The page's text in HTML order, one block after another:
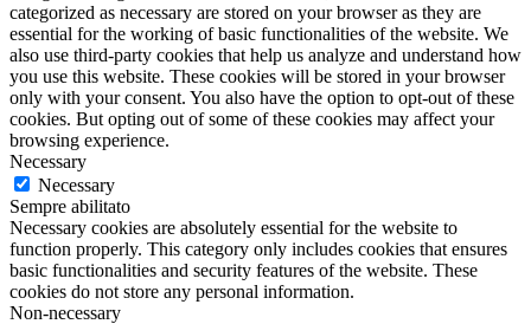
categorized as necessary are stored on your browser as they are
essential for the working of basic functionalities of the website. We
also use third-party cookies that help us analyze and understand how
you use this website. These cookies will be stored in your browser
only with your consent. You also have the option to opt-out of these
cookies. But opting out of some of these cookies may affect your
browsing experience.
Necessary
Necessary
Sempre abilitato
Necessary cookies are absolutely essential for the website to
function properly. This category only includes cookies that ensures
basic functionalities and security features of the website. These
cookies do not store any personal information.
Non-necessary